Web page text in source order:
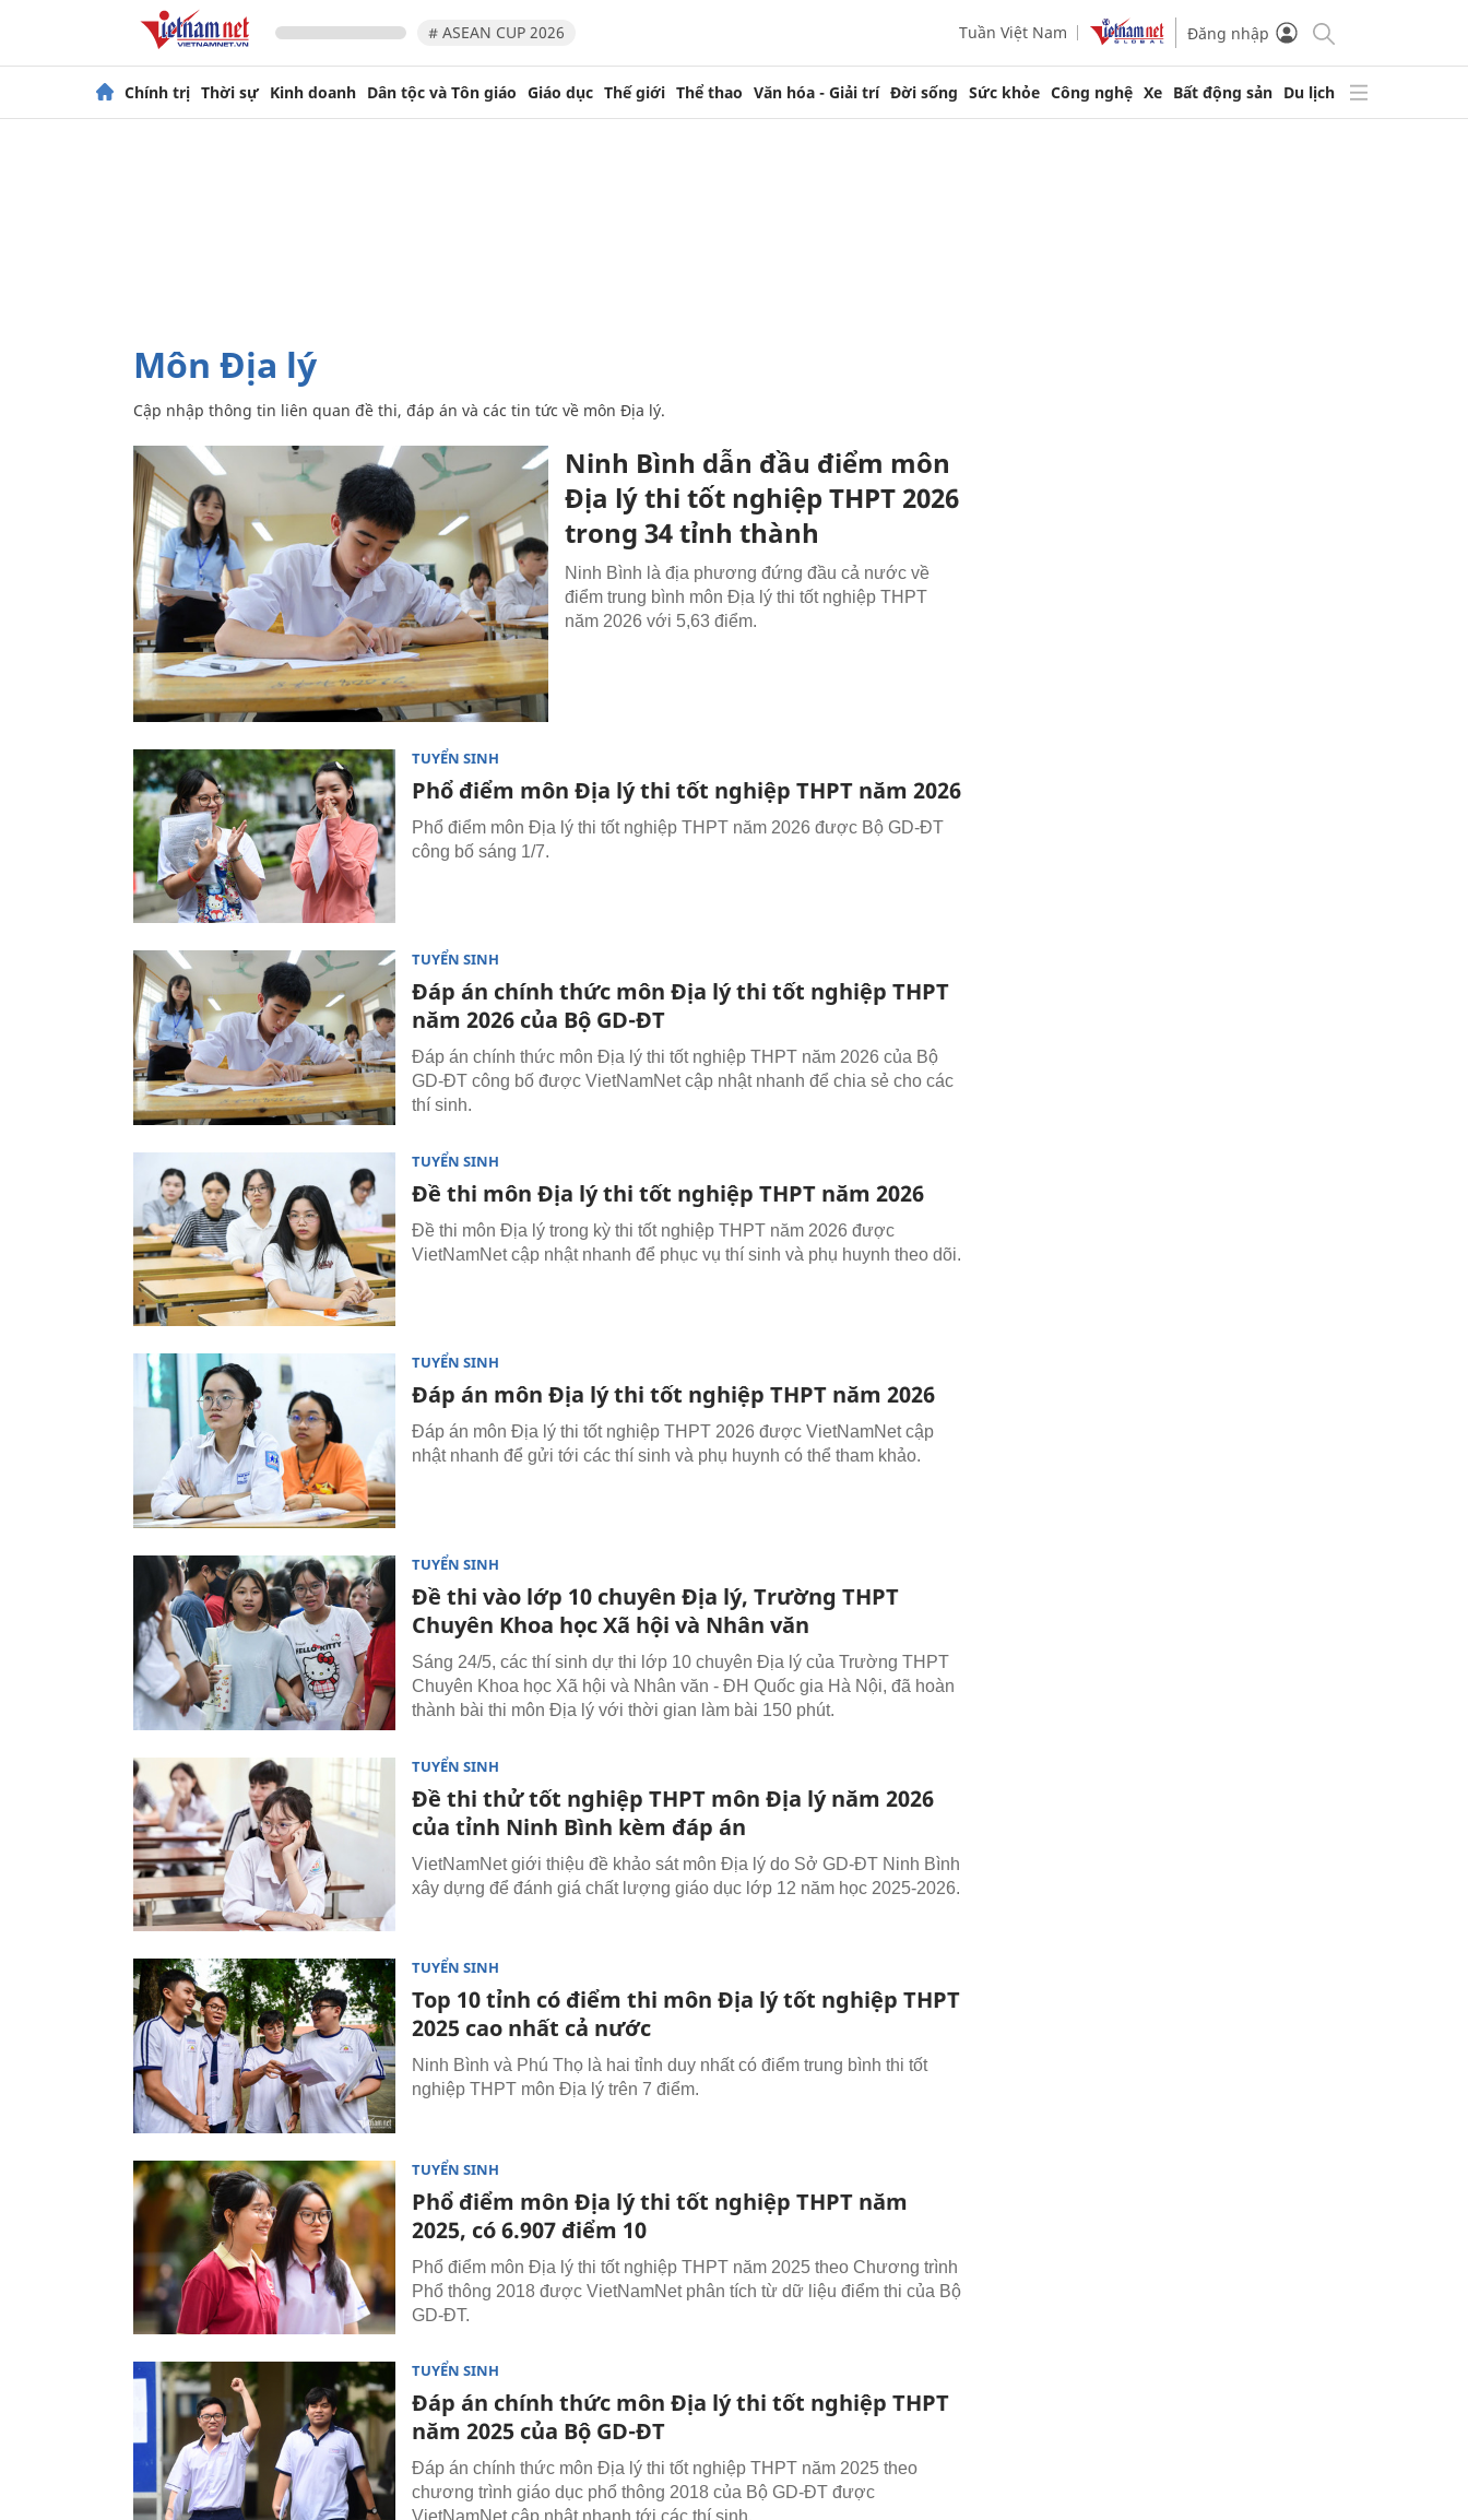
# ASEAN CUP 2026 Tuần Việt Nam Đăng nhập
Chính trị Thời sự Kinh doanh Dân tộc và Tôn giáo Giáo dục Thế giới Thể thao Văn hóa - Giải trí Đời sống Sức khỏe Công nghệ Xe Bất động sản Du lịch
môn Địa lý
Cập nhập thông tin liên quan đề thi, đáp án và các tin tức về môn Địa lý.
Ninh Bình dẫn đầu điểm môn
Địa lý thi tốt nghiệp THPT 2026
trong 34 tỉnh thành
Ninh Bình là địa phương đứng đầu cả nước về
điểm trung bình môn Địa lý thi tốt nghiệp THPT
năm 2026 với 5,63 điểm.
TUYỂN SINH
Phổ điểm môn Địa lý thi tốt nghiệp THPT năm 2026
Phổ điểm môn Địa lý thi tốt nghiệp THPT năm 2026 được Bộ GD-ĐT
công bố sáng 1/7.
TUYỂN SINH
Đáp án chính thức môn Địa lý thi tốt nghiệp THPT
năm 2026 của Bộ GD-ĐT
Đáp án chính thức môn Địa lý thi tốt nghiệp THPT năm 2026 của Bộ
GD-ĐT công bố được VietNamNet cập nhật nhanh để chia sẻ cho các
thí sinh.
TUYỂN SINH
Đề thi môn Địa lý thi tốt nghiệp THPT năm 2026
Đề thi môn Địa lý trong kỳ thi tốt nghiệp THPT năm 2026 được
VietNamNet cập nhật nhanh để phục vụ thí sinh và phụ huynh theo dõi.
TUYỂN SINH
Đáp án môn Địa lý thi tốt nghiệp THPT năm 2026
Đáp án môn Địa lý thi tốt nghiệp THPT 2026 được VietNamNet cập
nhật nhanh để gửi tới các thí sinh và phụ huynh có thể tham khảo.
TUYỂN SINH
Đề thi vào lớp 10 chuyên Địa lý, Trường THPT
Chuyên Khoa học Xã hội và Nhân văn
Sáng 24/5, các thí sinh dự thi lớp 10 chuyên Địa lý của Trường THPT
Chuyên Khoa học Xã hội và Nhân văn - ĐH Quốc gia Hà Nội, đã hoàn
thành bài thi môn Địa lý với thời gian làm bài 150 phút.
TUYỂN SINH
Đề thi thử tốt nghiệp THPT môn Địa lý năm 2026
của tỉnh Ninh Bình kèm đáp án
VietNamNet giới thiệu đề khảo sát môn Địa lý do Sở GD-ĐT Ninh Bình
xây dựng để đánh giá chất lượng giáo dục lớp 12 năm học 2025-2026.
TUYỂN SINH
Top 10 tỉnh có điểm thi môn Địa lý tốt nghiệp THPT
2025 cao nhất cả nước
Ninh Bình và Phú Thọ là hai tỉnh duy nhất có điểm trung bình thi tốt
nghiệp THPT môn Địa lý trên 7 điểm.
TUYỂN SINH
Phổ điểm môn Địa lý thi tốt nghiệp THPT năm
2025, có 6.907 điểm 10
Phổ điểm môn Địa lý thi tốt nghiệp THPT năm 2025 theo Chương trình
Phổ thông 2018 được VietNamNet phân tích từ dữ liệu điểm thi của Bộ
GD-ĐT.
TUYỂN SINH
Đáp án chính thức môn Địa lý thi tốt nghiệp THPT
năm 2025 của Bộ GD-ĐT
Đáp án chính thức môn Địa lý thi tốt nghiệp THPT năm 2025 theo
chương trình giáo dục phổ thông 2018 của Bộ GD-ĐT được